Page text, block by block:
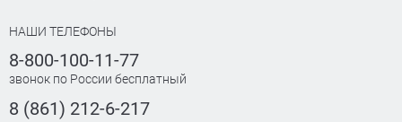
НАШИ ТЕЛЕФОНЫ
8-800-100-11-77
звонок по России бесплатный
8 (861) 212-6-217